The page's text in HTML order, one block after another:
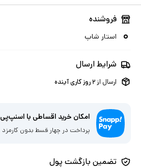
فروشنده
استار شاپ
شرایط ارسال
ارسال از ۲ روز کاری آینده
امکان خرید اقساطی با اسنپ‌پی
پرداخت در چهار قسط بدون کارمزد
تضمین بازگشت پول